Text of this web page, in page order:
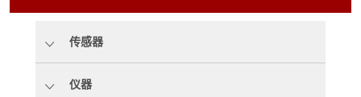
传感器
仪器